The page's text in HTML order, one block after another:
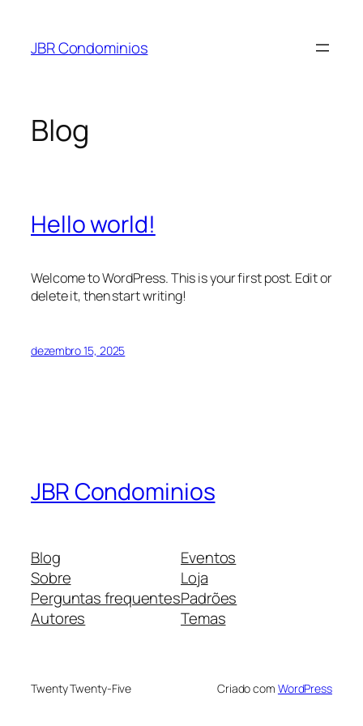
JBR Condominios
Blog
Hello world!
Welcome to WordPress. This is your first post. Edit or
delete it, then start writing!
dezembro 15, 2025
JBR Condominios
Blog
Sobre
Perguntas frequentes
Autores
Eventos
Loja
Padrões
Temas
Twenty Twenty-Five Criado com WordPress